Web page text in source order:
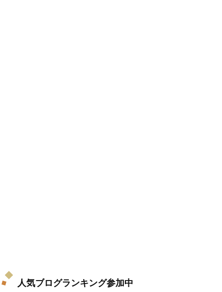
人気ブログランキング参加中